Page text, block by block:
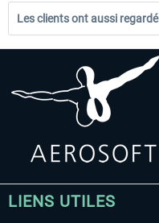
Les clients ont aussi regardé
LIENS UTILES